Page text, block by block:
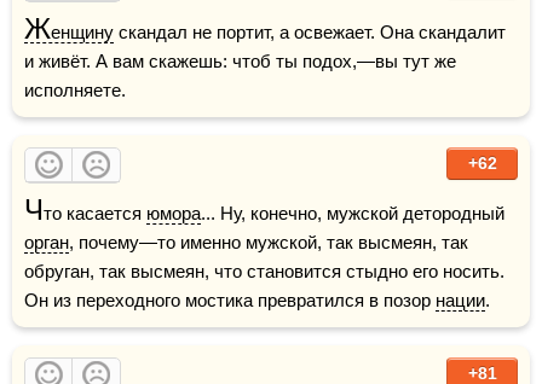
Женщину скандал не портит, а освежает. Она скандалит
и живёт. А вам скажешь: чтоб ты подох,—вы тут же
исполняете.
+62
Что касается юмора
орган, почему—то именно мужской, так высмеян, так
обруган, так высмеян, что становится стыдно его носить.
Он из переходного мостика превратился в позор нации.
+81